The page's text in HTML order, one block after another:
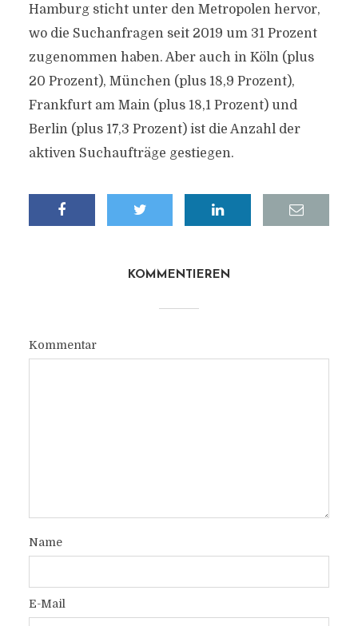
Hamburg sticht unter den Metropolen hervor,
wo die Suchanfragen seit 2019 um 31 Prozent
zugenommen haben. Aber auch in Köln (plus
20 Prozent), München (plus 18,9 Prozent),
Frankfurt am Main (plus 18,1 Prozent) und
Berlin (plus 17,3 Prozent) ist die Anzahl der
aktiven Suchaufträge gestiegen.
KOMMENTIEREN
Kommentar
Name
E-Mail